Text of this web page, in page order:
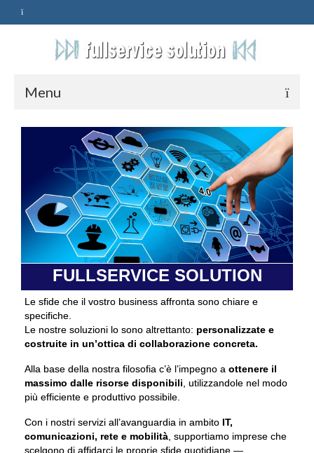
Menu
HOME
ASSISTENZA
POLITICA
Qualità
PRIVACY
CONTATTI
FULLSERVICE SOLUTION
Le sfide che il vostro business affronta sono chiare e
specifiche.
Le nostre soluzioni lo sono altrettanto: personalizzate e
costruite in un’ottica di collaborazione concreta.
Alla base della nostra filosofia c’è l’impegno a ottenere il
massimo dalle risorse disponibili , utilizzandole nel modo
più efficiente e produttivo possibile.
Con i nostri servizi all’avanguardia in ambito IT,
comunicazioni, rete e mobilità , supportiamo imprese che
scelgono di affidarci le proprie sfide quotidiane —